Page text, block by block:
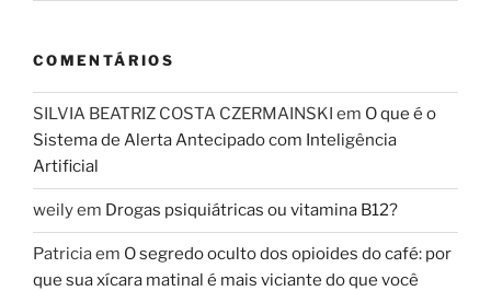
COMENTÁRIOS
SILVIA BEATRIZ COSTA CZERMAINSKI em O que é o
Sistema de Alerta Antecipado com Inteligência
Artificial
weilyem Drogas psiquiátricas ou vitamina B12?
Patriciaem O segredo oculto dos opioides do café: por
que sua xícara matinal é mais viciante do que você